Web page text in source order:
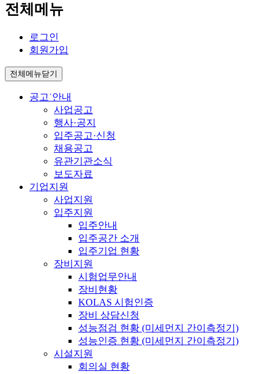
전체메뉴
로그인
회원가입
전체메뉴닫기
공고˙안내
사업공고
행사·공지
입주공고·신청
채용공고
유관기관소식
보도자료
기업지원
사업지원
입주지원
입주안내
입주공간 소개
입주기업 현황
장비지원
시험업무안내
장비현황
KOLAS 시험인증
장비 상담신청
성능점검 현황 (미세먼지 간이측정기)
성능인증 현황 (미세먼지 간이측정기)
시설지원
회의실 현황